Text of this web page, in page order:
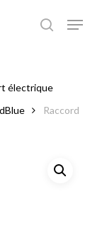
électrique
Raccord